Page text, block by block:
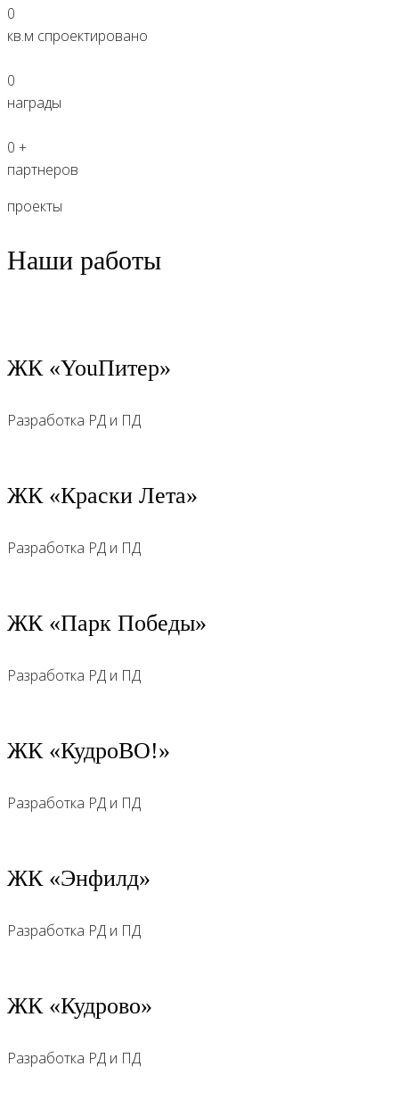
0
кв.м спроектировано
0
награды
0 +
партнеров
проекты
Наши работы
ЖК «YouПитер»
Разработка РД и ПД
ЖК «‎Краски Лета»
Разработка РД и ПД
ЖК «‎Парк Победы»
Разработка РД и ПД
ЖК «‎КудроВО!»
Разработка РД и ПД
ЖК «‎Энфилд»
Разработка РД и ПД
ЖК «‎Кудрово»
Разработка РД и ПД